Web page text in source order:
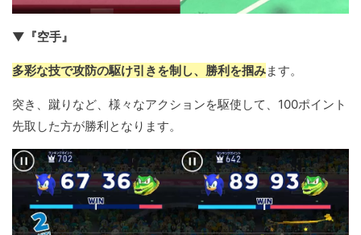
▼『空手』
多彩な技で攻防の駆け引きを制し、勝利を掴みます。
突き、蹴りなど、様々なアクションを駆使して、100ポイント
先取した方が勝利となります。